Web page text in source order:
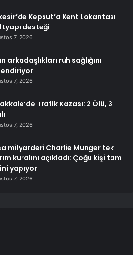
Kepsut’a Kent Lokantası
desteği
7, 2026
arkadaşlıkları ruh sağlığını
7, 2026
Trafik Kazası: 2 Ölü, 3
7, 2026
milyarderi Charlie Munger tek
kuralını açıkladı: Çoğu kişi tam
yapıyor
7, 2026